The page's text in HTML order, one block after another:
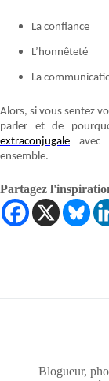
La confiance
L’honnêteté
La
Alors, si vous sentez
parler et de
extraconjugale avec
ensemble.
Partagez
Blogueur,